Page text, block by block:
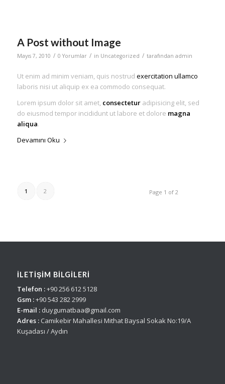
A Post without Image
Mayıs 7, 2010 / 0 Yorumlar / in Uncategorized / tarafından admin
Ut enim ad minim veniam, quis nostrud exercitation ullamco
laboris nisi ut aliquip ex ea commodo consequat.
Lorem ipsum dolor sit amet, consecteturadipisicing elit, sed
do eiusmod tempor incididunt ut labore et dolore magna
aliqua.
Devamını Oku
Page 1 of 2
1 2
İLETİŞİM BİLGİLERİ
Telefon :+90 256 612 5128
Gsm :+90 543 282 2999
E-mail :duygumatbaa@gmail.com
Adres :Camikebir Mahallesi Mithat Baysal Sokak No:19/A
Kuşadası / Aydın